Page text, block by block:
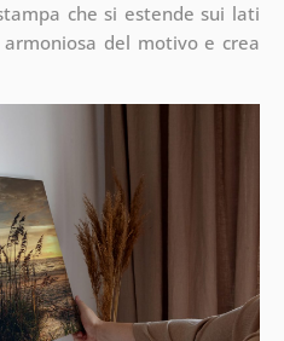
che si estende sui lati
del motivo e crea